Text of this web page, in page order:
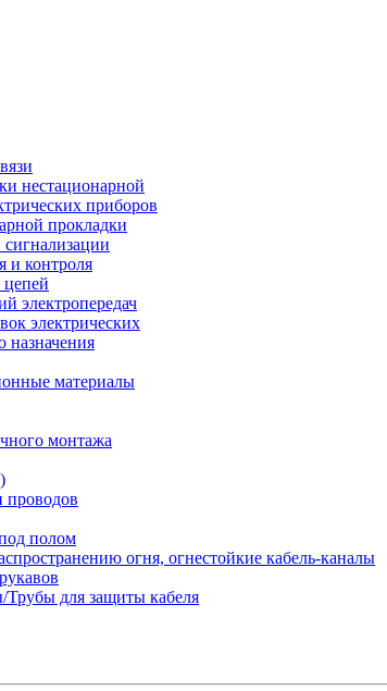
нестационарной
приборов
прокладки
и контроля
электропередач
электрических
назначения
материалы
монтажа
проводов
полом
огня, огнестойкие кабель-каналы
для защиты кабеля